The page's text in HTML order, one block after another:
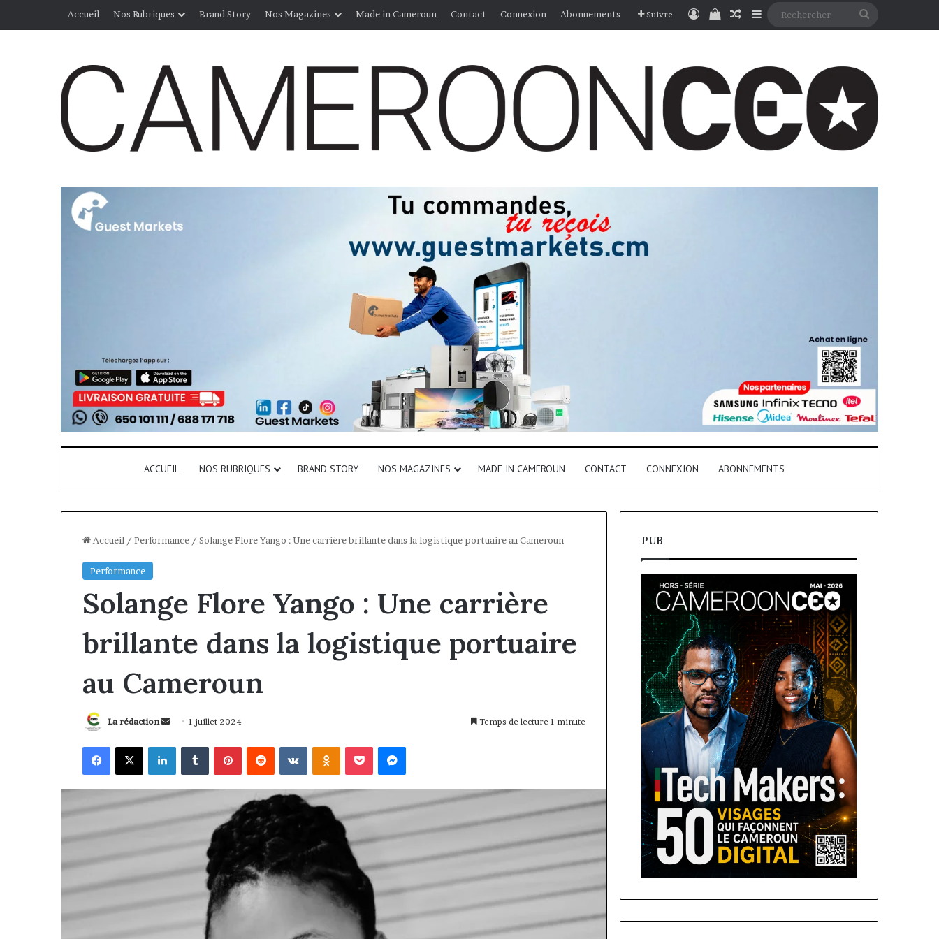
Accueil Nos Rubriques Brand Story Nos Magazines Made in Cameroun Contact Connexion Abonnements Suivre Connexion
Voir votre panier
Article Aléatoire
Sidebar (barre latérale)
ACCUEIL NOS RUBRIQUES BRAND STORY NOS MAGAZINES MADE IN CAMEROUN CONTACT CONNEXION ABONNEMENTS
Accueil / Performance / Solange Flore Yango : Une carrière brillante dans la logistique portuaire au Cameroun
Performance
Solange Flore Yango : Une carrière
brillante dans la logistique portuaire
au Cameroun
La rédaction
Envoyer
courriel
1 juillet 2024 Temps de lecture 1 minute
Facebook
X LinkedinTumblrPinterestReddit VKontakteOdnoklassniki
Pocket Messenger
PUB